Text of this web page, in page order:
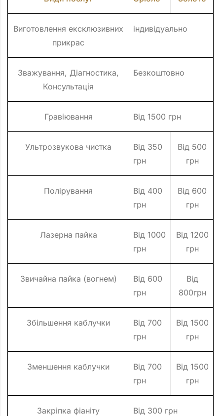
Виготовлення ексклюзивних
прикрас
індивідуально
Зважування, Діагностика,
Консультація
Безкоштовно
Гравіювання Від 1500 грн
Ультрозвукова чистка
Від 350
грн
Від 500
грн
Полірування
Від 400
грн
Від 600
грн
Лазерна пайка
Від 1000
грн
Від 1200
грн
Звичайна пайка (вогнем)
Від 600
грн
Від
800грн
Збільшення каблучки
Від 700
грн
Від 1500
грн
Зменшення каблучки
Від 700
грн
Від 1500
грн
Закріпка фіаніту Від 300 грн